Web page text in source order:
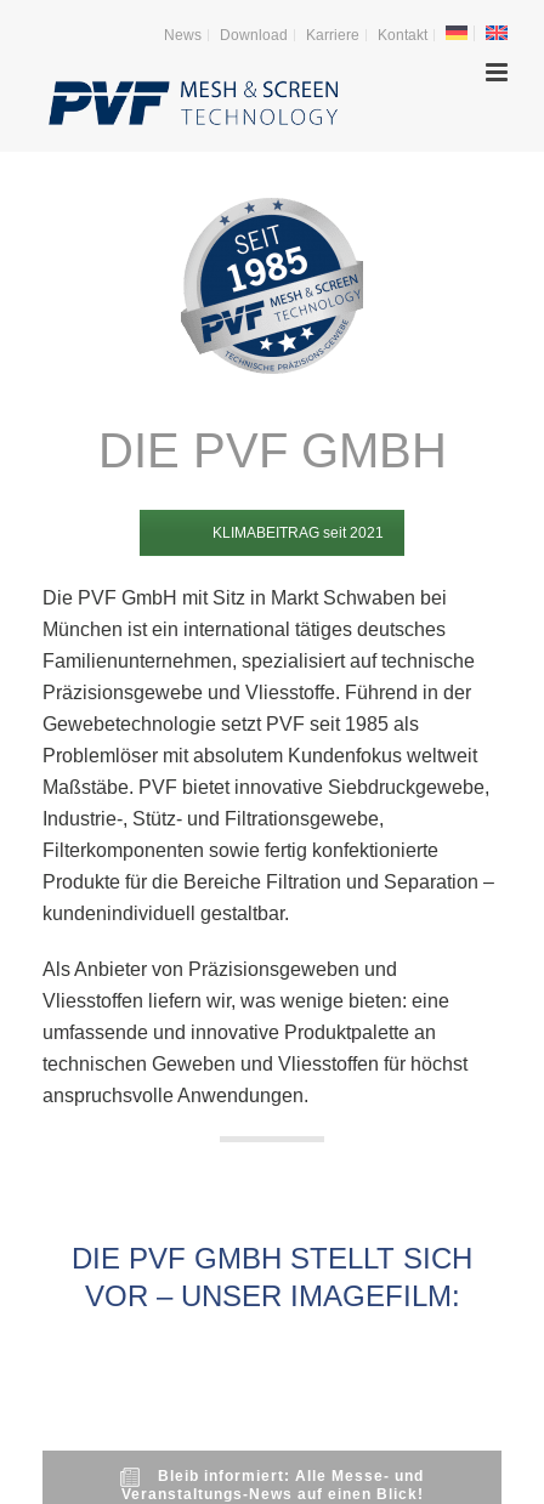
News Download Karriere Kontakt
DIE PVF GMBH
KLIMABEITRAG seit 2021
Die PVF GmbH mit Sitz in Markt Schwaben bei
München ist ein international tätiges deutsches
Familienunternehmen, spezialisiert auf technische
Präzisionsgewebe und Vliesstoffe. Führend in der
Gewebetechnologie setzt PVF seit 1985 als
Problemlöser mit absolutem Kundenfokus weltweit
Maßstäbe. PVF bietet innovative Siebdruckgewebe,
Industrie-, Stütz- und Filtrationsgewebe,
Filterkomponenten sowie fertig konfektionierte
Produkte für die Bereiche Filtration und Separation –
kundenindividuell gestaltbar.
Als Anbieter von Präzisionsgeweben und
Vliesstoffen liefern wir, was wenige bieten: eine
umfassende und innovative Produktpalette an
technischen Geweben und Vliesstoffen für höchst
anspruchsvolle Anwendungen.
DIE PVF GMBH STELLT SICH
VOR – UNSER IMAGEFILM:
Bleib informiert: Alle Messe- und
Veranstaltungs-News auf einen Blick!